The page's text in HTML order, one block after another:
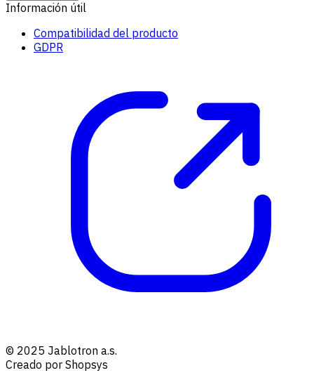
Información útil
Compatibilidad del producto
GDPR
© 2025 Jablotron a.s.
Creado por Shopsys